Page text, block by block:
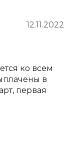
12.11.2022
ко всем
в
первая